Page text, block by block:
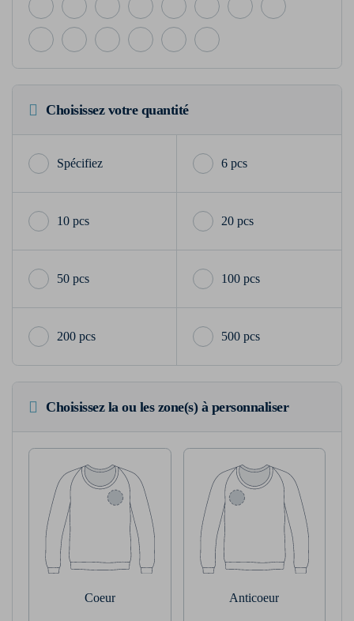
Choisissez votre quantité
6 pcs
10 pcs 20 pcs
50 pcs 100 pcs
200 pcs 500 pcs
Choisissez la ou les zone(s) à personnaliser
Coeur Anticoeur